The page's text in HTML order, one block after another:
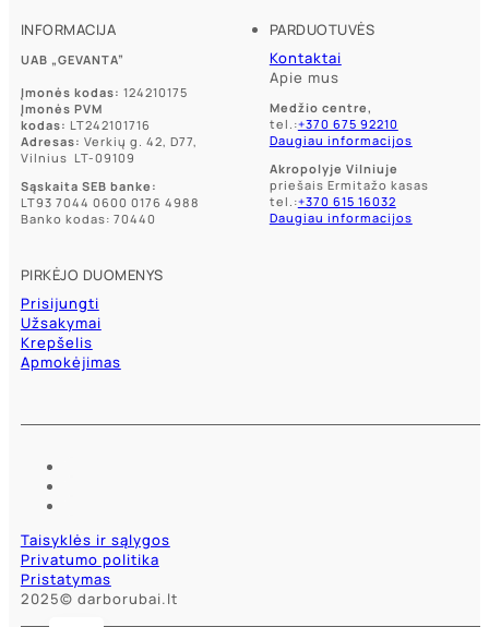
INFORMACIJA
UAB „GEVANTA”
Įmonės kodas: 124210175
Įmonės PVM
kodas: LT242101716
Adresas: Verkių g. 42, D77,
Vilnius LT-09109
Sąskaita SEB banke:
LT93 7044 0600 0176 4988
Banko kodas: 70440
PARDUOTUVĖS
Kontaktai
Apie mus
Medžio centre,
tel.:+370 675 92210
Daugiau informacijos
Akropolyje Vilniuje
priešais Ermitažo kasas
tel.:+370 615 16032
Daugiau informacijos
PIRKĖJO DUOMENYS
Prisijungti
Užsakymai
Krepšelis
Apmokėjimas
Taisyklės ir sąlygos
Privatumo politika
Pristatymas
2025© darborubai.lt